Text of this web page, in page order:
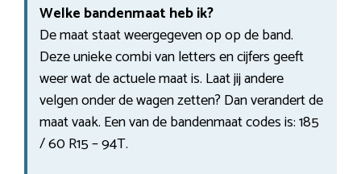
Welke bandenmaat heb ik?
De maat staat weergegeven op op de band.
Deze unieke combi van letters en cijfers geeft
weer wat de actuele maat is. Laat jij andere
velgen onder de wagen zetten? Dan verandert de
maat vaak. Een van de bandenmaat codes is: 185
/ 60 R15 – 94T.